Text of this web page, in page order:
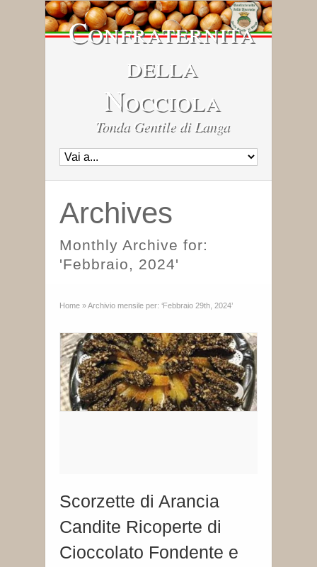
Confraternita
della
Nocciola
Tonda Gentile di Langa
Archives
Monthly Archive for:
'Febbraio, 2024'
Home »Archivio mensile per: ‘Febbraio 29th, 2024’
Scorzette di Arancia
Candite Ricoperte di
Cioccolato Fondente e